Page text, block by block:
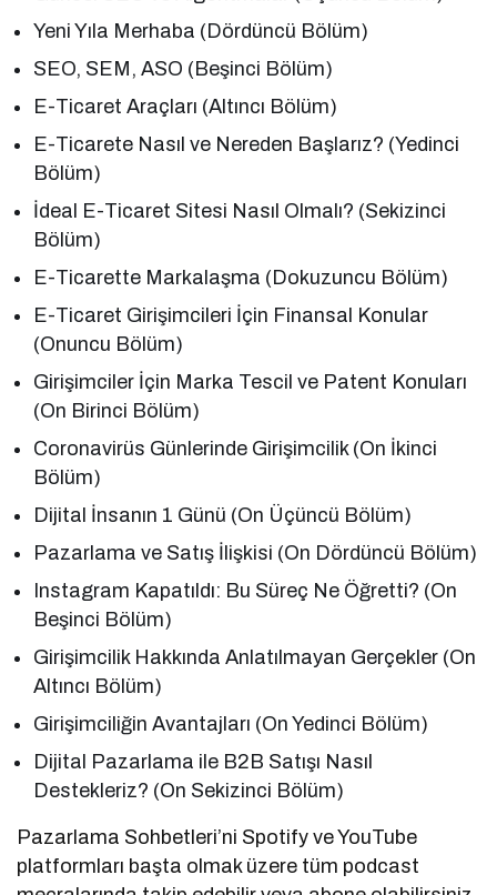
Yeni Yıla Merhaba (Dördüncü Bölüm)
SEO, SEM, ASO (Beşinci Bölüm)
E-Ticaret Araçları (Altıncı Bölüm)
E-Ticarete Nasıl ve Nereden Başlarız? (Yedinci
Bölüm)
İdeal E-Ticaret Sitesi Nasıl Olmalı? (Sekizinci
Bölüm)
E-Ticarette Markalaşma (Dokuzuncu Bölüm)
E-Ticaret Girişimcileri İçin Finansal Konular
(Onuncu Bölüm)
Girişimciler İçin Marka Tescil ve Patent Konuları
(On Birinci Bölüm)
Coronavirüs Günlerinde Girişimcilik (On İkinci
Bölüm)
Dijital İnsanın 1 Günü (On Üçüncü Bölüm)
Pazarlama ve Satış İlişkisi (On Dördüncü Bölüm)
Instagram Kapatıldı: Bu Süreç Ne Öğretti? (On
Beşinci Bölüm)
Girişimcilik Hakkında Anlatılmayan Gerçekler (On
Altıncı Bölüm)
Girişimciliğin Avantajları (On Yedinci Bölüm)
Dijital Pazarlama ile B2B Satışı Nasıl
Destekleriz? (On Sekizinci Bölüm)
Pazarlama Sohbetleri’ni Spotify ve YouTube
platformları başta olmak üzere tüm podcast